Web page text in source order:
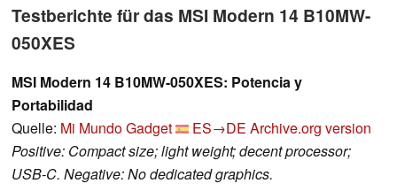
Testberichte für das MSI Modern 14 B10MW-
050XES
MSI Modern 14 B10MW-050XES: Potencia y
Portabilidad
Quelle: Mi Mundo Gadget ES→DE Archive.org version
Positive: Compact size; light weight; decent processor;
USB-C. Negative: No dedicated graphics.